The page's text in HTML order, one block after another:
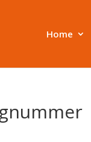
Home